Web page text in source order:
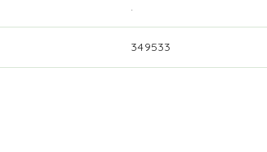
.
349533